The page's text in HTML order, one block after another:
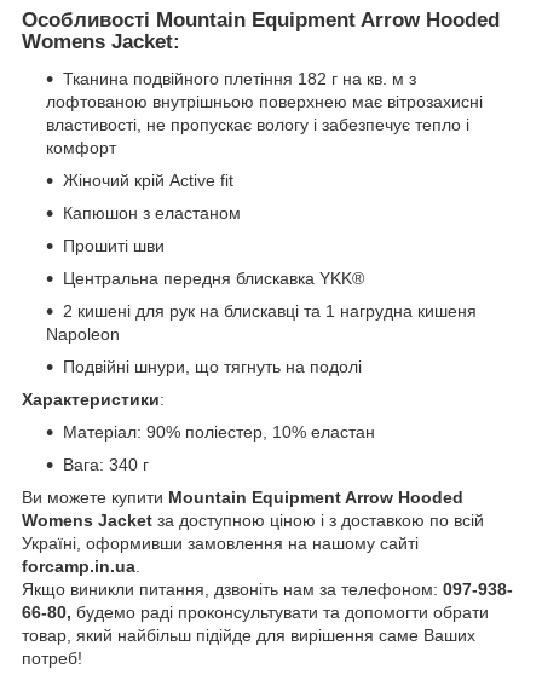
Особливості Mountain Equipment Arrow Hooded
Womens Jacket:
Тканина подвійного плетіння 182 г на кв. м з
лофтованою внутрішньою поверхнею має вітрозахисні
властивості, не пропускає вологу і забезпечує тепло і
комфорт
Жіночий крій Active fit
Капюшон з еластаном
Прошиті шви
Центральна передня блискавка YKK®
2 кишені для рук на блискавці та 1 нагрудна кишеня
Napoleon
Подвійні шнури, що тягнуть на подолі
Характеристики:
Матеріал: 90% поліестер, 10% еластан
Вага: 340 г
Ви можете купити Mountain Equipment Arrow Hooded
Womens Jacket за доступною ціною і з доставкою по всій
Україні, оформивши замовлення на нашому сайті
forcamp.in.ua.
Якщо виникли питання, дзвоніть нам за телефоном: 097-938-
66-80, будемо раді проконсультувати та допомогти обрати
товар, який найбільш підійде для вирішення саме Ваших
потреб!